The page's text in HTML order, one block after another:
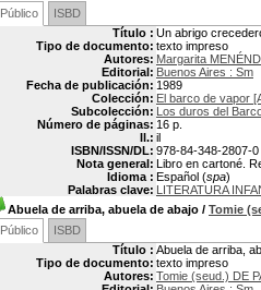
Público
ISBD
Título : Un abrigo
Tipo de documento: texto impreso
Autores: Margarita
Editorial: Buenos Aires : Sm
Fecha de publicación: 1989
Colección: El barco de vapor
Subcolección: Los duros del
Número de páginas: 16 p.
Il.: il
ISBN/ISSN/DL: 978-84-348-2807-0
Nota general: Libro en cartoné.
Idioma : Español (spa)
Palabras clave: LITERATURA
Abuela de arriba, abuela de abajo / Tomie
Público
ISBD
Título : Abuela de arriba,
Tipo de documento: texto impreso
Autores: Tomie (seud.) DE